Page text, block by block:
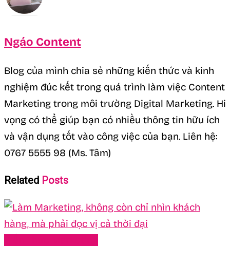
Ngáo Content
Blog của mình chia sẻ những kiến thức và kinh
nghiệm đúc kết trong quá trình làm việc Content
Marketing trong môi trường Digital Marketing. Hi
vọng có thể giúp bạn có nhiều thông tin hữu ích
và vận dụng tốt vào công việc của bạn. Liên hệ:
0767 5555 98 (Ms. Tâm)
Related Posts